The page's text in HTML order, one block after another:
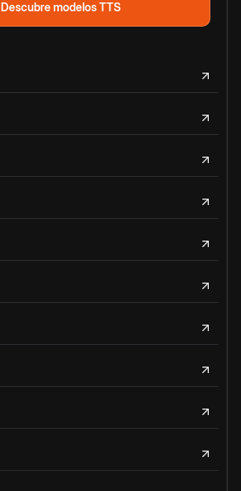
Descubre modelos TTS